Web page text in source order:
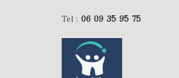
Tel : 06 09 35 95 75